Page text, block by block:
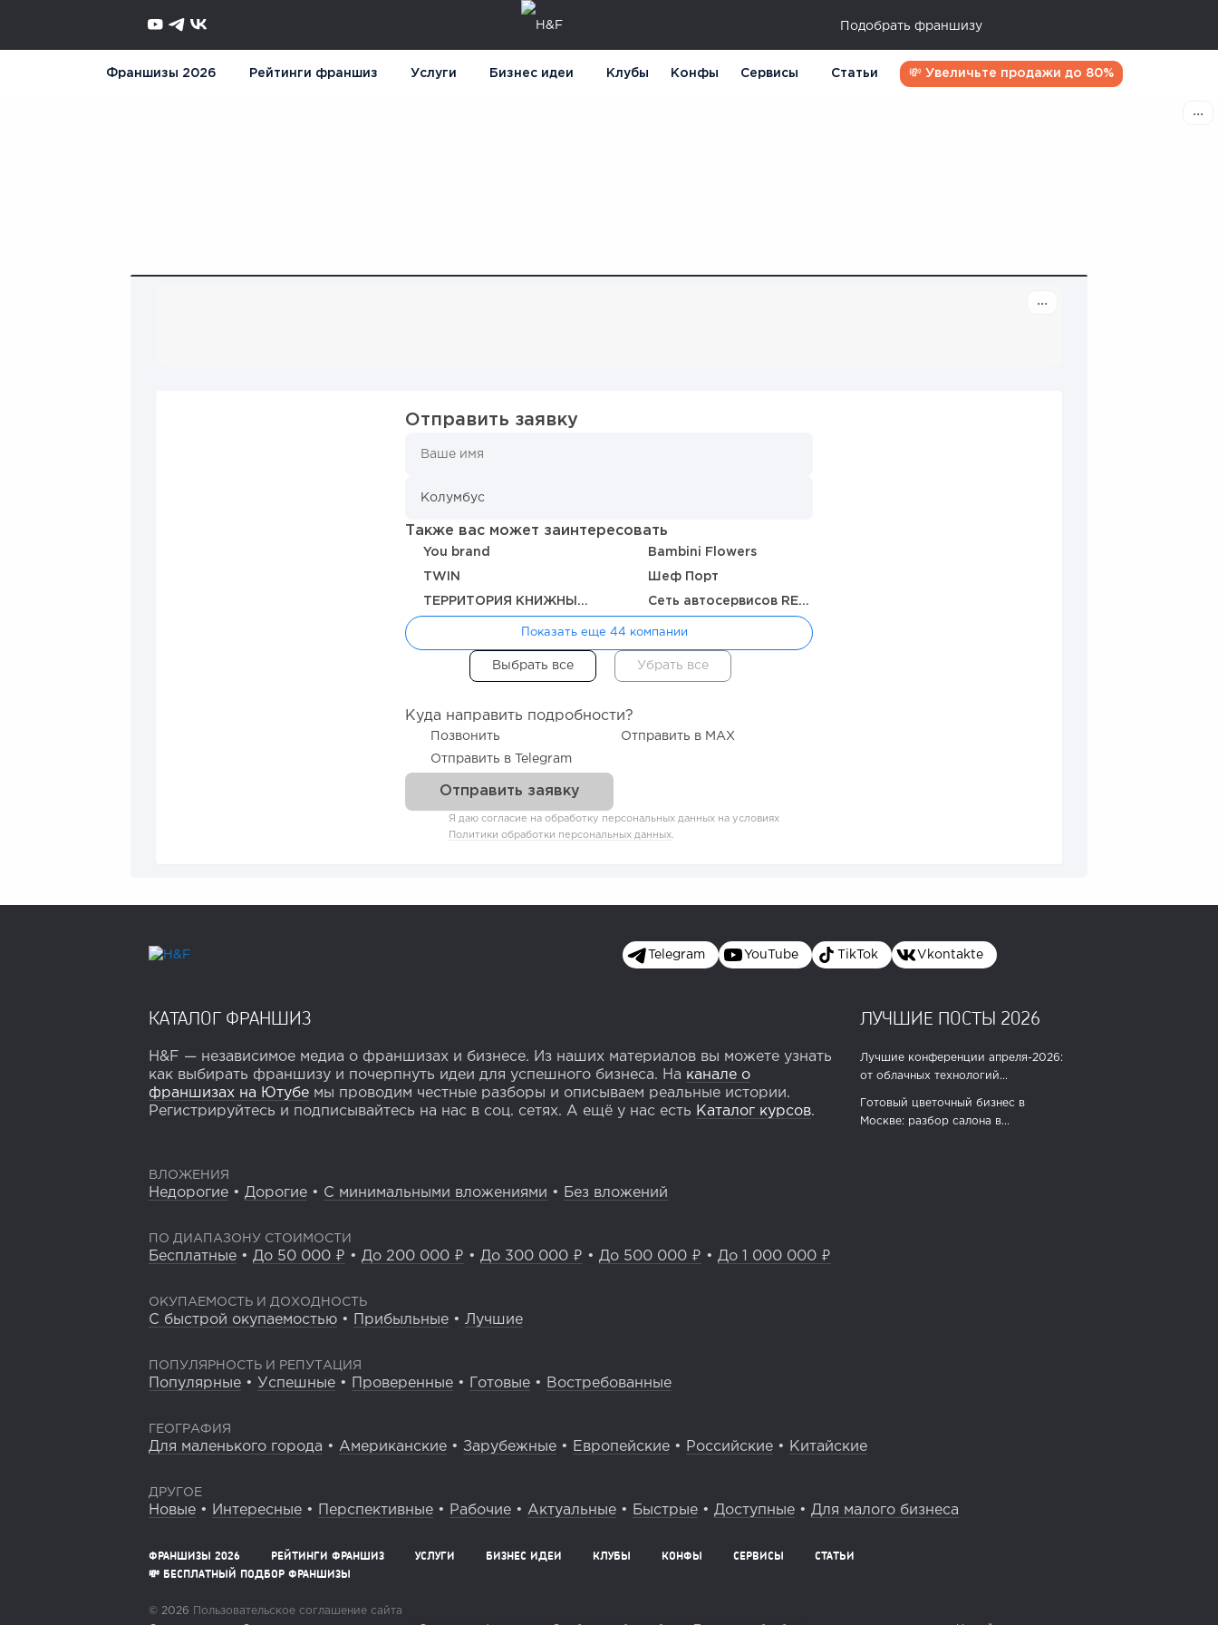
Подобрать франшизу
Франшизы 2026 Рейтинги франшиз Услуги Бизнес идеи Клубы Конфы Сервисы Статьи 💸 Увеличьте продажи до 80%
Отправить заявку
Также вас может заинтересовать
You brand Bambini Flowers
TWIN Шеф Порт
ТЕРРИТОРИЯ КНИЖНЫЙ МАГАЗИН Сеть автосервисов REAKTOR
Показать еще 44 компании
Куда направить подробности?
Позвонить Отправить в MAX
Отправить в Telegram
Я даю согласие на обработку персональных данных на условиях
Политики обработки персональных данных.
Telegram YouTube TikTok Vkontakte
КАТАЛОГ ФРАНШИЗ
H&F — независимое медиа о франшизах и бизнесе. Из наших материалов вы можете узнать
как выбирать франшизу и почерпнуть идеи для успешного бизнеса. На канале о
франшизах на Ютубе мы проводим честные разборы и описываем реальные истории.
Регистрируйтесь и подписывайтесь на нас в соц. сетях. А ещё у нас есть Каталог курсов.
ЛУЧШИЕ ПОСТЫ 2026
Лучшие конференции апреля-2026:
от облачных технологий...
Готовый цветочный бизнес в
Москве: разбор салона в...
ВЛОЖЕНИЯ
Недорогие • Дорогие • С минимальными вложениями • Без вложений
ПО ДИАПАЗОНУ СТОИМОСТИ
Бесплатные • До 50 000 ₽ • До 200 000 ₽ • До 300 000 ₽ • До 500 000 ₽ • До 1 000 000 ₽
ОКУПАЕМОСТЬ И ДОХОДНОСТЬ
С быстрой окупаемостью • Прибыльные • Лучшие
ПОПУЛЯРНОСТЬ И РЕПУТАЦИЯ
Популярные • Успешные • Проверенные • Готовые • Востребованные
ГЕОГРАФИЯ
Для маленького города • Американские • Зарубежные • Европейские • Российские • Китайские
ДРУГОЕ
Новые • Интересные • Перспективные • Рабочие • Актуальные • Быстрые • Доступные • Для малого бизнеса
ФРАНШИЗЫ 2026 РЕЙТИНГИ ФРАНШИЗ УСЛУГИ БИЗНЕС ИДЕИ КЛУБЫ КОНФЫ СЕРВИСЫ
СТАТЬИ
💸 БЕСПЛАТНЫЙ ПОДБОР ФРАНШИЗЫ
© 2026 Пользовательское соглашение сайта